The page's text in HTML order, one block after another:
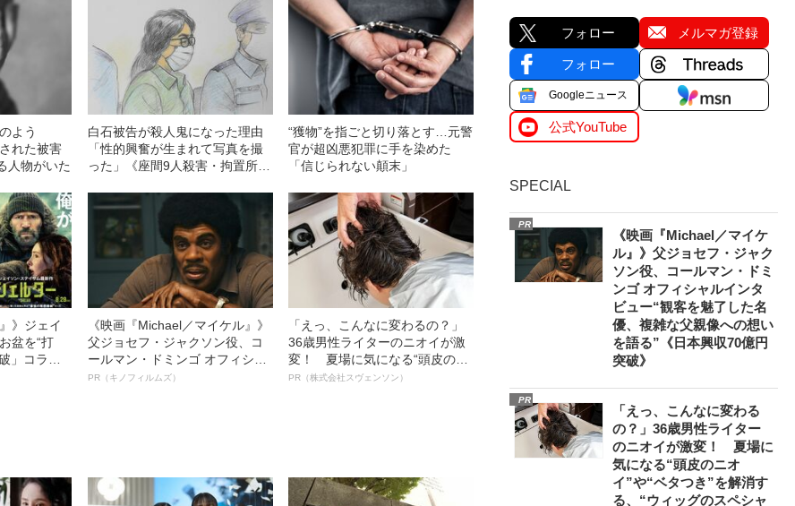
よう
れた被害
人物がいた
白石被告が殺人鬼になった理由
「性的興奮が生まれて写真を撮
った」《座間9人殺害・拘置所面
“獲物”を指ごと切り落とす…元警
官が超凶悪犯罪に手を染めた
「信じられない顛末」
》ジェイ
盆を“打
」コラ
《映画『Michael／マイケル』》
父ジョセフ・ジャクソン役、コ
ールマン・ドミンゴ オフィシャ
ルインタビュー“観客を魅了した
PR（キノフィルムズ）
「えっ、こんなに変わるの？」
36歳男性ライターのニオイが激
変！ 夏場に気になる“頭皮のニ
オイ”や“ベタつき”を解消す
PR（株式会社スヴェンソン）
フォロー メルマガ登録
フォロー
Googleニュース
公式YouTube
SPECIAL
PR
《映画『Michael／マイケ
ル』》父ジョセフ・ジャク
ソン役、コールマン・ドミ
ンゴ オフィシャルインタ
ビュー“観客を魅了した名
優、複雑な父親像への想い
を語る”《日本興収70億円
突破》
PR
「えっ、こんなに変わる
の？」36歳男性ライター
のニオイが激変！ 夏場に
気になる“頭皮のニオ
イ”や“ベタつき”を解消す
る、“ウィッグのスペシャ